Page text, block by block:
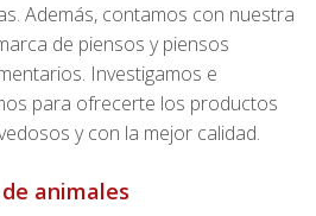
Además, contamos con nuestra
de piensos y piensos
Investigamos e
para ofrecerte los productos
y con la mejor calidad.
animales